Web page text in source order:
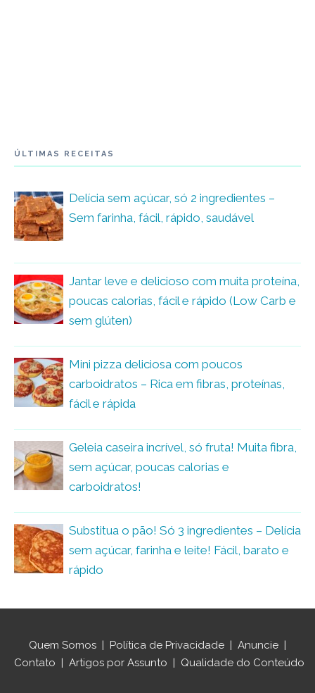
ÚLTIMAS RECEITAS
Delícia sem açúcar, só 2 ingredientes –
Sem farinha, fácil, rápido, saudável
Jantar leve e delicioso com muita proteína,
poucas calorias, fácil e rápido (Low Carb e
sem glúten)
Mini pizza deliciosa com poucos
carboidratos – Rica em fibras, proteínas,
fácil e rápida
Geleia caseira incrível, só fruta! Muita fibra,
sem açúcar, poucas calorias e
carboidratos!
Substitua o pão! Só 3 ingredientes – Delícia
sem açúcar, farinha e leite! Fácil, barato e
rápido
Quem Somos | Política de Privacidade | Anuncie |
Contato | Artigos por Assunto | Qualidade do Conteúdo